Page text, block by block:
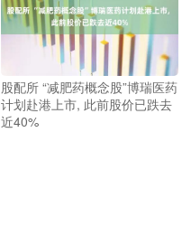
股配所 “减肥药概念股”博瑞医药
计划赴港上市, 此前股价已跌去
近40%